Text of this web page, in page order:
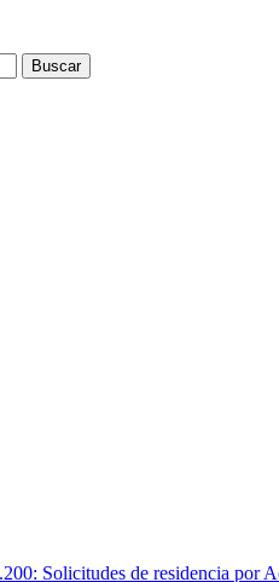
Buscar
Solicitudes de residencia por